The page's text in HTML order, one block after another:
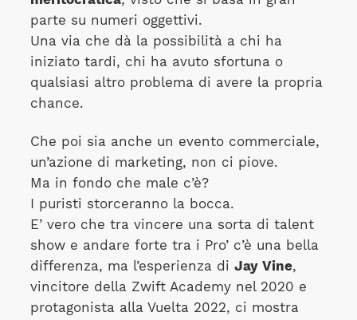
parte su numeri oggettivi.
Una via che dà la possibilità a chi ha
iniziato tardi, chi ha avuto sfortuna o
qualsiasi altro problema di avere la propria
chance.
Che poi sia anche un evento commerciale,
un’azione di marketing, non ci piove.
Ma in fondo che male c’è?
I puristi storceranno la bocca.
E’ vero che tra vincere una sorta di talent
show e andare forte tra i Pro’ c’è una bella
differenza, ma l’esperienza di Jay Vine,
vincitore della Zwift Academy nel 2020 e
protagonista alla Vuelta 2022, ci mostra